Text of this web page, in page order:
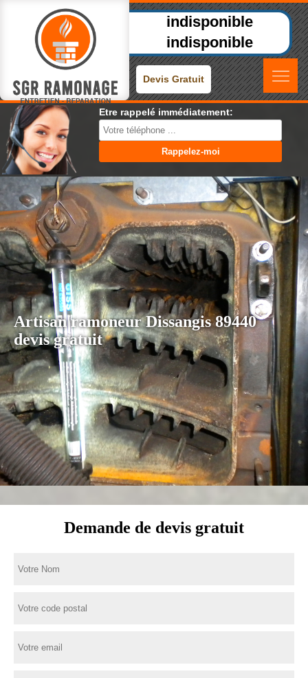
indisponible
indisponible
Devis Gratuit
Etre rappelé immédiatement:
Artisan ramoneur Dissangis 89440
devis gratuit
Demande de devis gratuit